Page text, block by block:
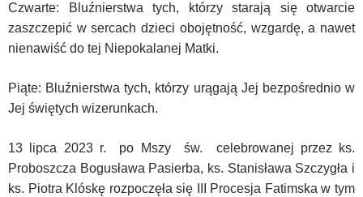
Czwarte: Bluźnierstwa tych, którzy starają się otwarcie
zaszczepić w sercach dzieci obojętność, wzgardę, a nawet
nienawiść do tej Niepokalanej Matki.
Piąte: Bluźnierstwa tych, którzy urągają Jej bezpośrednio w
Jej świętych wizerunkach.
13 lipca 2023 r. po Mszy św. celebrowanej przez ks.
Proboszcza Bogusława Pasierba, ks. Stanisława Szczygła i
ks. Piotra Klóskę rozpoczęła się III Procesja Fatimska w tym